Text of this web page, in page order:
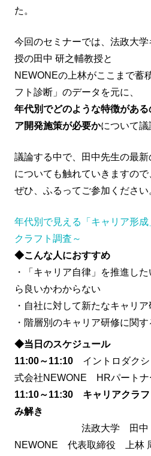
た。
今回のセミナーでは、法政大
授の田中 研之輔教授と
NEWONEの上林がここまで蓄
フト診断」のデータを元に、
年代別でどのような特徴があ
ア開発施策が必要かについて議
議論する中で、田中先生の最
についても触れていきますので
ぜひ、ふるってご参加ください
年代別で見える「キャリア形
クラフト調査～
◆こんな人におすすめ
・「キャリア自律」を推進し
ら良いかわからない
・自社に対して新たなキャリ
・階層別のキャリア研修に関
◆当日のスケジュール
11:00～11:10 イントロダクシ
式会社NEWONE HRパート
11:10～11:30
キャリアクラ
み解き
法政大学 田中
NEWONE 代表取締役 上林